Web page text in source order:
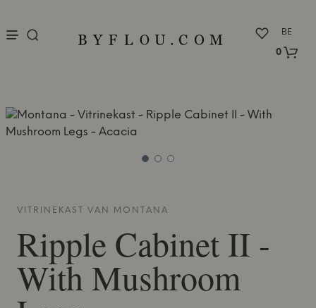
BE
0
VITRINEKAST VAN MONTANA
Ripple Cabinet II -
With Mushroom